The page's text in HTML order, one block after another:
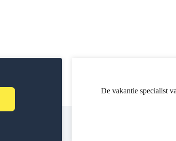
De vakantie specialist